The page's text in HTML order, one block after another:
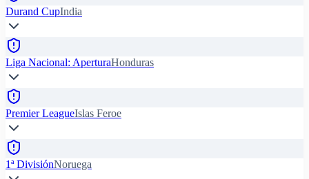
Durand CupIndia
Liga Nacional: AperturaHonduras
Premier LeagueIslas Feroe
1ª DivisiónNoruega